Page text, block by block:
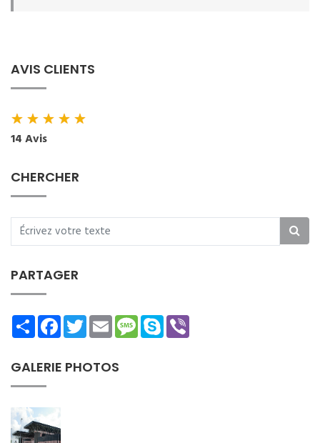
AVIS CLIENTS
★★★★★
14 Avis
CHERCHER
PARTAGER
ShareFacebookTwitterEmailMessage
Skype
GALERIE PHOTOS